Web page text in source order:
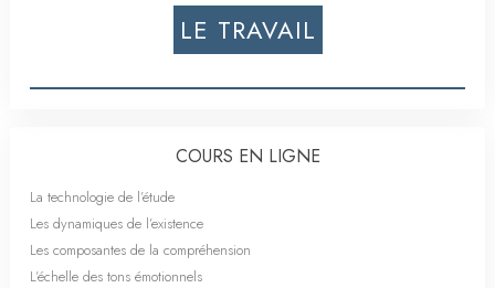
LE TRAVAIL
COURS EN LIGNE
La technologie de l’étude
Les dynamiques de l’existence
Les composantes de la compréhension
L’échelle des tons émotionnels